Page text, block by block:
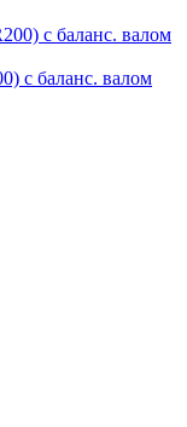
с баланс. валом